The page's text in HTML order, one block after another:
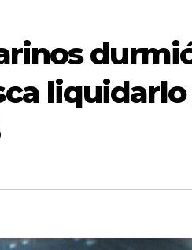
liquidarlo